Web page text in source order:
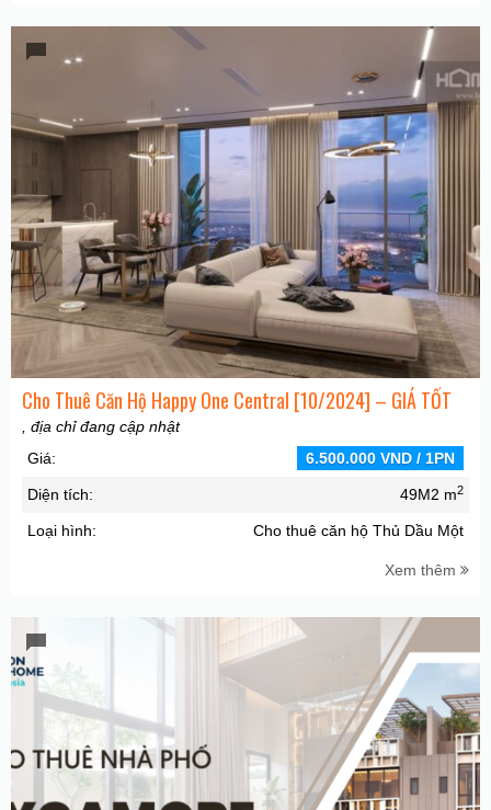
Cho Thuê Căn Hộ Happy One Central [10/2024] – GIÁ TỐT
, địa chỉ đang cập nhật
Giá:
6.500.000 VND / 1PN
Diện tích: 49M2 m2
Loại hình: Cho thuê căn hộ Thủ Dầu Một
Xem thêm